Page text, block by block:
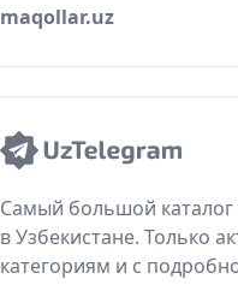
maqollar.uz
Самый большой каталог
в Узбекистане. Только
категориям и с